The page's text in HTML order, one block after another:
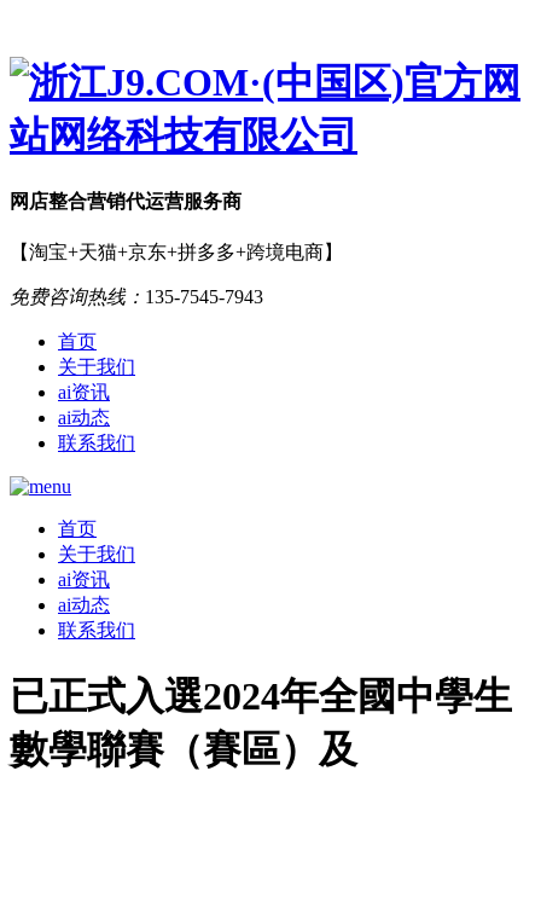
网店整合营销代运营服务商
【淘宝+天猫+京东+拼多多+跨境电商】
免费咨询热线： 135-7545-7943
首页
关于我们
ai资讯
ai动态
联系我们
首页
关于我们
ai资讯
ai动态
联系我们
已正式入選2024年全國中學生
數學聯賽（賽區）及